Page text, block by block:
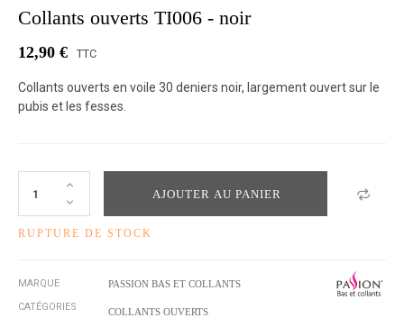
Collants ouverts TI006 - noir
12,90 € TTC
Collants ouverts en voile 30 deniers noir, largement ouvert sur le
pubis et les fesses.
AJOUTER AU PANIER
RUPTURE DE STOCK
MARQUE PASSION BAS ET COLLANTS
CATÉGORIES COLLANTS OUVERTS